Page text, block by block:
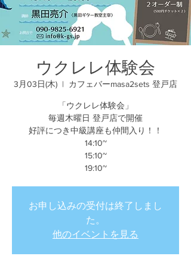
ウクレレ体験会
3月03日(木)
  |
カフェバーmasa2sets 登戸店
「ウクレレ体験会」
毎週木曜日 登戸店で開催
好評につき中級講座も仲間入り！！
14:10~
15:10~
19:10~
お申し込みの受付は終了しまし
た。
他のイベントを見る